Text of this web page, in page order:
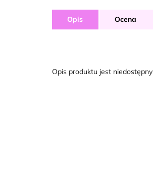
Opis Ocena
Opis produktu jest niedostępny